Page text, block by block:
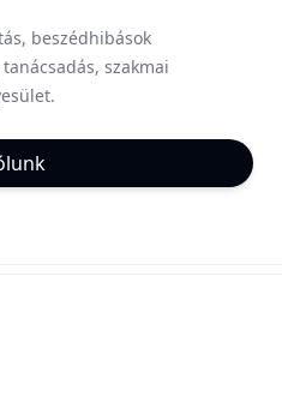
beszédhibások
szakmai